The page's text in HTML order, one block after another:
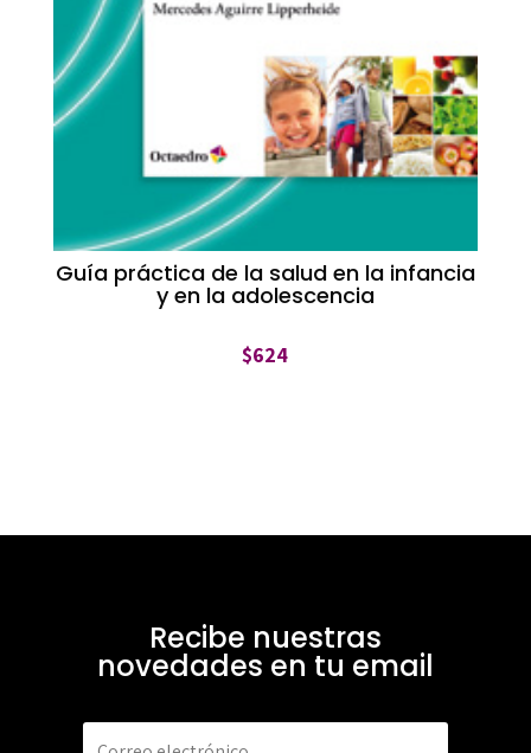
Guía práctica de la salud en la infancia
y en la adolescencia
$624
Recibe nuestras
novedades en tu email